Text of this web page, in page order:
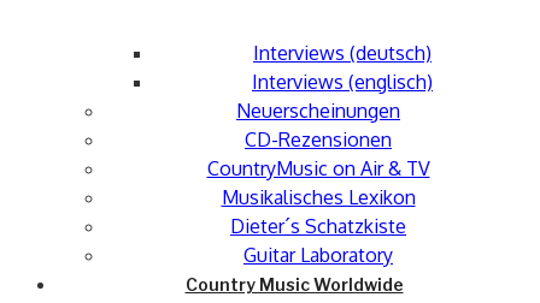
Interviews (deutsch)
Interviews (englisch)
Neuerscheinungen
CD-Rezensionen
CountryMusic on Air & TV
Musikalisches Lexikon
Dieter´s Schatzkiste
Guitar Laboratory
Country Music Worldwide